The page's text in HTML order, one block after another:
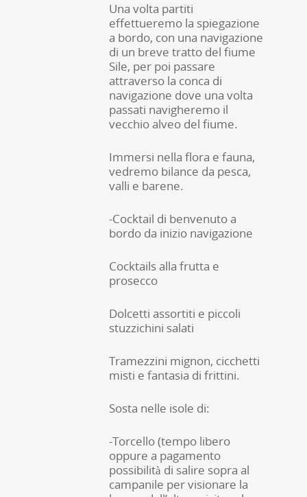
Una volta partiti
effettueremo la spiegazione
a bordo, con una navigazione
di un breve tratto del fiume
Sile, per poi passare
attraverso la conca di
navigazione dove una volta
passati navigheremo il
vecchio alveo del fiume.
Immersi nella flora e fauna,
vedremo bilance da pesca,
valli e barene.
-Cocktail di benvenuto a
bordo da inizio navigazione
Cocktails alla frutta e
prosecco
Dolcetti assortiti e piccoli
stuzzichini salati
Tramezzini mignon, cicchetti
misti e fantasia di frittini.
Sosta nelle isole di:
-Torcello (tempo libero
oppure a pagamento
possibilità di salire sopra al
campanile per visionare la